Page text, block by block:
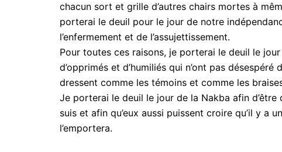
chacun sort et grille d’autres chairs mortes à
porterai le deuil pour le jour de notre
l’enfermement et de l’assujettissement.
Pour toutes ces raisons, je porterai le deuil le
d’opprimés et d’humiliés qui n’ont pas
dressent comme les témoins et comme les
Je porterai le deuil le jour de la Nakba afin
suis et afin qu’eux aussi puissent croire qu’il y a
l’emportera.